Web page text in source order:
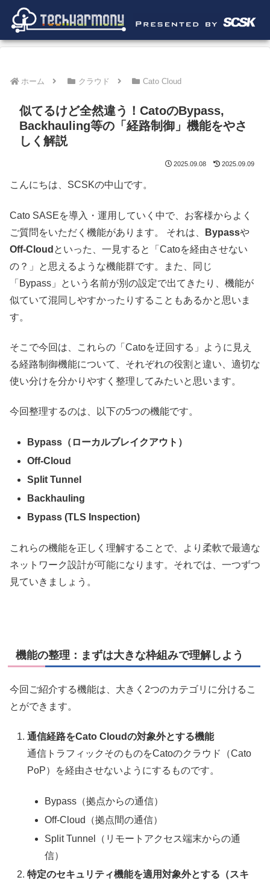
ホーム クラウド Cato Cloud
似てるけど全然違う！CatoのBypass,
Backhauling等の「経路制御」機能をやさ
しく解説
2025.09.08 2025.09.09
こんにちは、SCSKの中山です。
Cato SASEを導入・運用していく中で、お客様からよく
ご質問をいただく機能があります。 それは、
Bypassや
Off-Cloud といった、一見すると「Catoを経由させない
の？」と思えるような機能群です。また、同じ
「Bypass」という名前が別の設定で出てきたり、機能が
似ていて混同しやすかったりすることもあるかと思いま
す。
そこで今回は、これらの「Catoを迂回する」ように見え
る経路制御機能について、それぞれの役割と違い、適切な
使い分けを分かりやすく整理してみたいと思います。
今回整理するのは、以下の5つの機能です。
Bypass（ローカルブレイクアウト）
Off-Cloud
Split Tunnel
Backhauling
Bypass (TLS Inspection)
これらの機能を正しく理解することで、より柔軟で最適な
ネットワーク設計が可能になります。それでは、一つずつ
見ていきましょう。
機能の整理：まずは大きな枠組みで理解しよう
今回ご紹介する機能は、大きく2つのカテゴリに分けるこ
とができます。
通信経路をCato Cloudの対象外とする機能
通信トラフィックそのものをCatoのクラウド（Cato
PoP）を経由させないようにするものです。
Bypass（拠点からの通信）
Off-Cloud（拠点間の通信）
Split Tunnel（リモートアクセス端末からの通
信）
特定のセキュリティ機能を適用対象外とする（スキ